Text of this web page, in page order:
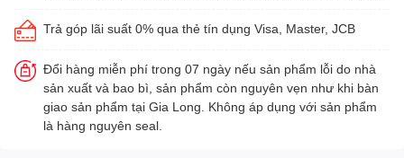
Trả góp lãi suất 0% qua thẻ tín dụng Visa, Master, JCB
Đổi hàng miễn phí trong 07 ngày nếu sản phẩm lỗi do nhà
sản xuất và bao bì, sản phẩm còn nguyên vẹn như khi bàn
giao sản phẩm tại Gia Long. Không áp dụng với sản phẩm
là hàng nguyên seal.